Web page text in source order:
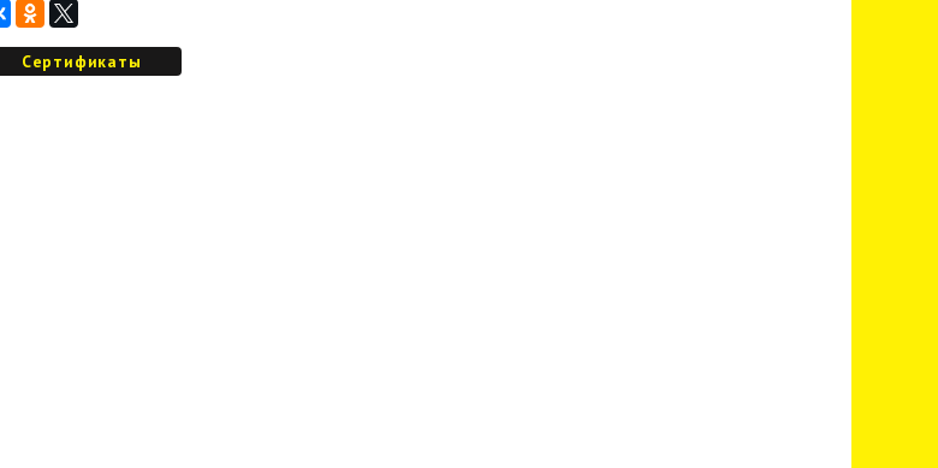
Сертификаты